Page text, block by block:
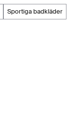
sportiga badkläder